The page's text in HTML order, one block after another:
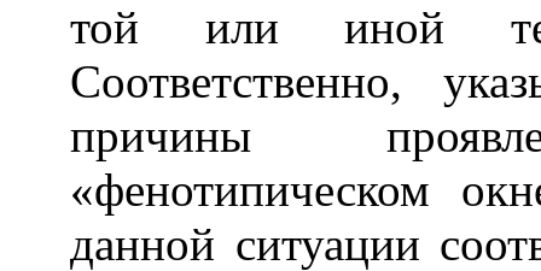
той или иной
Соответственно,
причины
«фенотипическом
данной ситуации